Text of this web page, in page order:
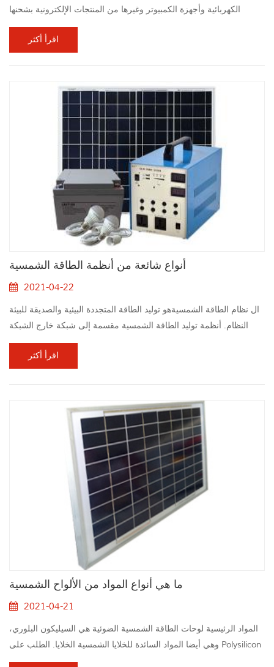
الكهربائية وأجهزة الكمبيوتر وغيرها من المنتجات الإلكترونية بشحنها
وتشغيلها بسلاسة. يمكن نقل مصادر الطاقة المتنقلة متعددة الوظائف هذه
معك إلى مواقع البناء والتخييم أو الأماكن الأخرى التي تتطلب الكهرباء.
اقرأ أكثر
أنواع شائعة من أنظمة الطاقة الشمسية
2021-04-22
ال نظام الطاقة الشمسيةهو توليد الطاقة المتجددة البيئية والصديقة للبيئة
النظام. أنظمة توليد الطاقة الشمسية مقسمة إلى شبكة خارج الشبكة
أنظمة توليد الطاقة، شبكة متصلة أنظمة توليد الطاقة وتوليد الطاقة
الموزعة أنظمة: 1. ال خارج الشبكة نظام الطاقة الشمسيةيتكون أساسا
نظام الطاقة الش...
اقرأ أكثر
ما هي أنواع المواد من الألواح الشمسية
2021-04-21
المواد الرئيسية لوحات الطاقة الشمسية الضوئية هي السيليكون البلوري،
وهي أيضا المواد السائدة للخلايا الشمسية الخلايا. الطلب على Polysilicon
يأتي أساسا من أشباه الموصلات والطاقة الشمسية الخلايا. وفقا لمتطلبات